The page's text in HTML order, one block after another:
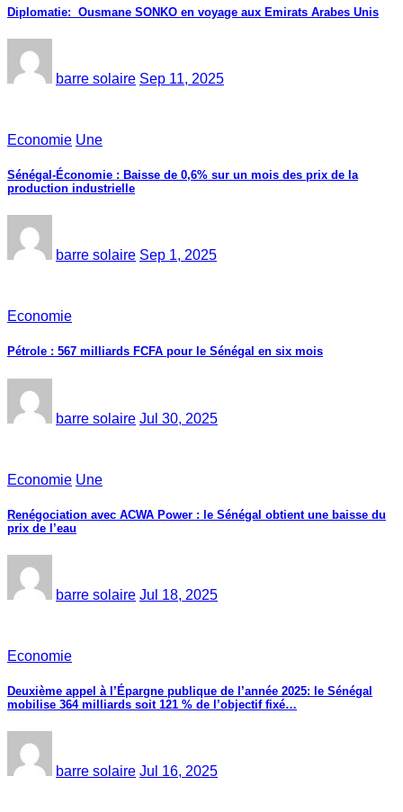
‎Diplomatie: Ousmane SONKO en voyage aux Emirats Arabes Unis‎
barre solaire Sep 11, 2025
Economie Une
Sénégal-Économie : Baisse de 0,6% sur un mois des prix de la
production industrielle
barre solaire Sep 1, 2025
Economie
Pétrole : 567 milliards FCFA pour le Sénégal en six mois
barre solaire Jul 30, 2025
Economie Une
Renégociation avec ACWA Power : le Sénégal obtient une baisse du
prix de l’eau
barre solaire Jul 18, 2025
Economie
Deuxième appel à l’Épargne publique de l’année 2025: le Sénégal
mobilise 364 milliards soit 121 % de l’objectif fixé…
barre solaire Jul 16, 2025